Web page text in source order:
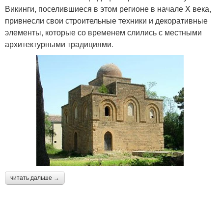
Викинги, поселившиеся в этом регионе в начале X века,
привнесли свои строительные техники и декоративные
элементы, которые со временем слились с местными
архитектурными традициями.
читать дальше →